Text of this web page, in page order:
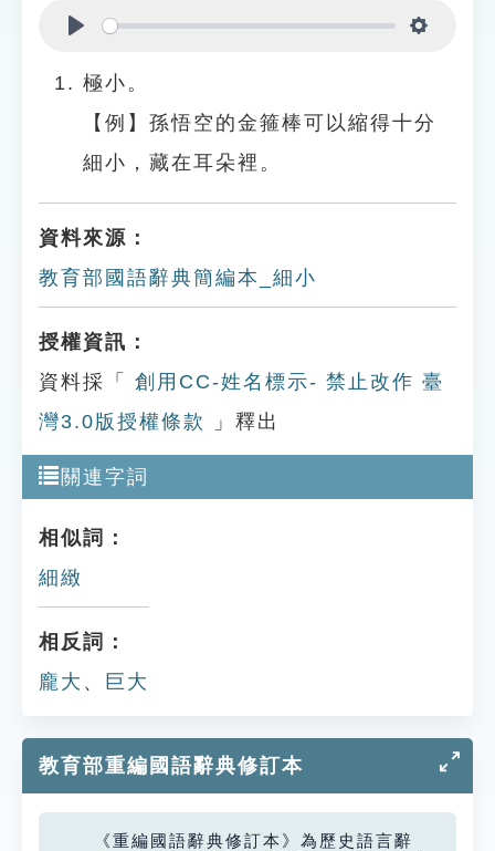
極小。
【例】孫悟空的金箍棒可以縮得十分
細小，藏在耳朵裡。
資料來源：
教育部國語辭典簡編本_細小
授權資訊：
資料採「
創用CC-姓名標示- 禁止改作 臺
灣3.0版授權條款
」釋出
關連字詞
相似詞：
細緻
相反詞：
龐大 、 巨大
教育部重編國語辭典修訂本
《重編國語辭典修訂本》為歷史語言辭